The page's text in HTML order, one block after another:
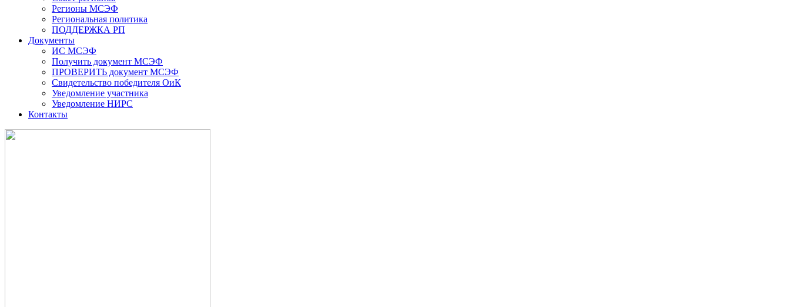
Регионы МСЭФ
Региональная политика
ПОДДЕРЖКА РП
Документы
ИС МСЭФ
Получить документ МСЭФ
ПРОВЕРИТЬ документ МСЭФ
Свидетельство победителя ОиК
Уведомление участника
Уведомление НИРС
Контакты